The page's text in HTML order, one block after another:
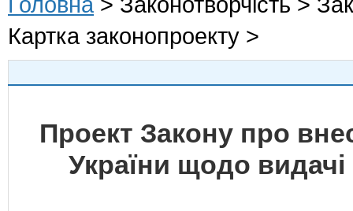
Картка законопроекту >
Проект Закону про
України щодо видачі